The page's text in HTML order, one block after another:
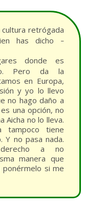
retrógada
has dicho
–
donde es
Pero da la
en Europa,
y yo lo llevo
no hago daño a
una opción, no
Aicha no lo lleva.
tampoco tiene
Y no pasa nada.
a no
manera que
si me